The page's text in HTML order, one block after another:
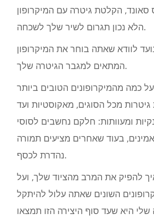
הקלטת גיטרה עם המיקרופון
הלא נכון תגרום לשיר שלך לשכחה.
לוודא שאתה בוחר את המיקרופון
המתאים למגבר הגיטרה שלך.
כמה מהמיקרופונים הטובים ביותר
מכל הסוגים, מאקוסטיות ועד
ומעוותות: חלקם נחשבים לסוסי
בעוד שאחרים מציעים תמורה
נהדרת לכסף.
להפיק את המרב מהציוד שלך, ועל
השונים שאתה עלול להיתקל
היא שעד סוף היצירה הזו תמצאו